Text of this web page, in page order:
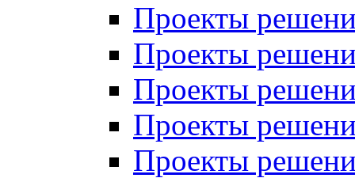
Проекты
Проекты
Проекты
Проекты
Проекты